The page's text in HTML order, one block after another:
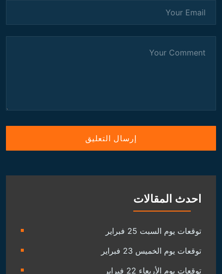
احدث المقالات
توقعات يوم السبت 25 فبراير
توقعات يوم الخميس 23 فبراير
توقعات يوم الأربعاء 22 فبراير